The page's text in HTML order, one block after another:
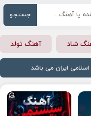
جستجو
شاد آهنگ تولد
ایران می باشد